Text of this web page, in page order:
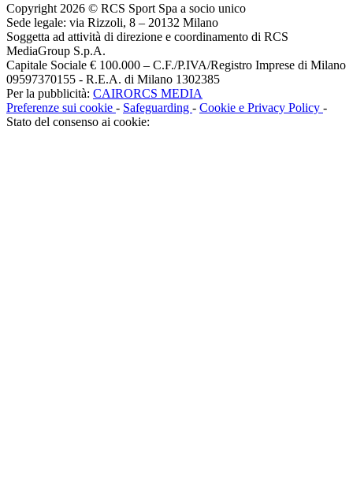
Copyright 2026 © RCS Sport Spa a socio unico
Sede legale: via Rizzoli, 8 – 20132 Milano
Soggetta ad attività di direzione e coordinamento di RCS
MediaGroup S.p.A.
Capitale Sociale € 100.000 – C.F./P.IVA/Registro Imprese di Milano
09597370155 - R.E.A. di Milano 1302385
Per la pubblicità: CAIRORCS MEDIA
Preferenze sui cookie - Safeguarding - Cookie e Privacy Policy -
Stato del consenso ai cookie: